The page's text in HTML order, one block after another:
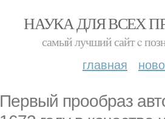
НАУКА ДЛЯ ВСЕХ
самый лучший сайт c
главная
Первый прообраз